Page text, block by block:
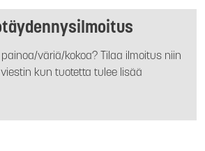
väriä/kokoa? Tilaa ilmoitus niin
kun tuotetta tulee lisää